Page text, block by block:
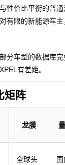
性价比平衡的普
有限的新能源车主
分车型的数据库
有差距。
矩阵
龙膜
全球头